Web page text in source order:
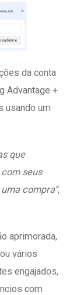
da conta
Advantage +
usando um
que
seus
compra”,
aprimorada,
vários
engajados,
com